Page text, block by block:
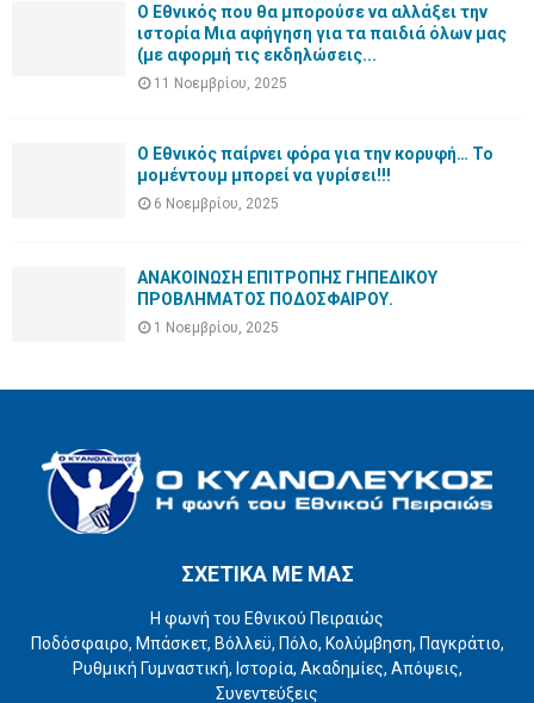
Ο Εθνικός που θα μπορούσε να αλλάξει την
ιστορία Μια αφήγηση για τα παιδιά όλων μας
(με αφορμή τις εκδηλώσεις...
11 Νοεμβρίου, 2025
Ο Εθνικός παίρνει φόρα για την κορυφή… Το
μομέντουμ μπορεί να γυρίσει!!!
6 Νοεμβρίου, 2025
ΑΝΑΚΟΙΝΩΣΗ ΕΠΙΤΡΟΠΗΣ ΓΗΠΕΔΙΚΟΥ
ΠΡΟΒΛΗΜΑΤΟΣ ΠΟΔΟΣΦΑΙΡΟΥ.
1 Νοεμβρίου, 2025
ΣΧΕΤΙΚΑ ΜΕ ΜΑΣ
Η φωνή του Εθνικού Πειραιώς
Ποδόσφαιρο, Μπάσκετ, Βόλλεϋ, Πόλο, Κολύμβηση, Παγκράτιο,
Ρυθμική Γυμναστική, Ιστορία, Ακαδημίες, Απόψεις,
Συνεντεύξεις